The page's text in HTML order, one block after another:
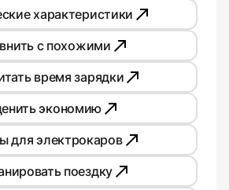
характеристики
с похожими
время зарядки
экономию
для электрокаров
поездку